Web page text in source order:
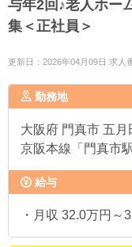
与年2回♪老人ホー
集＜正社員＞
更新日：2026年04月09日 求人
勤務地
大阪府 門真市 五
京阪本線「門真市
給与
・月収 32.0万円～